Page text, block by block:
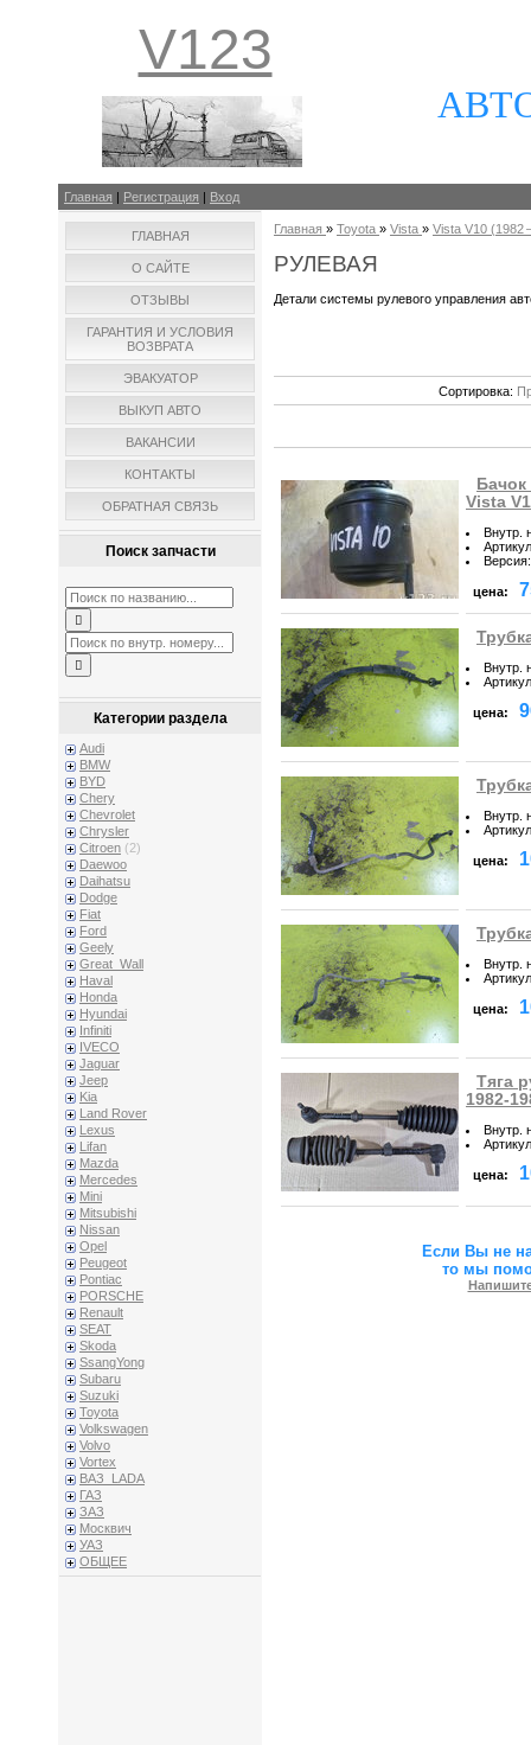
V123
Главная | Регистрация | Вход
ГЛАВНАЯ
О САЙТЕ
ОТЗЫВЫ
ГАРАНТИЯ И УСЛОВИЯ
ВОЗВРАТА
ЭВАКУАТОР
ВЫКУП АВТО
ВАКАНСИИ
КОНТАКТЫ
ОБРАТНАЯ СВЯЗЬ
Поиск запчасти
Категории раздела
Audi
BMW
BYD
Chery
Chevrolet
Chrysler
Citroen (2)
Daewoo
Daihatsu
Dodge
Fiat
Ford
Geely
Great_Wall
Haval
Honda
Hyundai
Infiniti
IVECO
Jaguar
Jeep
Kia
Land Rover
Lexus
Lifan
Mazda
Mercedes
Mini
Mitsubishi
Nissan
Opel
Peugeot
Pontiac
PORSCHE
Renault
SEAT
Skoda
SsangYong
Subaru
Suzuki
Toyota
Volkswagen
Volvo
Vortex
ВАЗ_LADA
ГАЗ
ЗАЗ
Москвич
УАЗ
ОБЩЕЕ
Главная » Toyota » Vista » Vista V10 (1982
РУЛЕВАЯ
Детали системы рулевого управления
Сортировка:
Vista
Внутр.
Артикул
Версия:
цена:
Внутр.
Артикул
цена:
Внутр.
Артикул
цена:
Внутр.
Артикул
цена:
Тяга
1982-
Внутр.
Артикул
цена:
Если Вы не
то мы